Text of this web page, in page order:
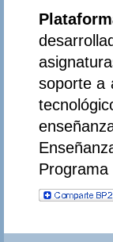
soporte a
Programa